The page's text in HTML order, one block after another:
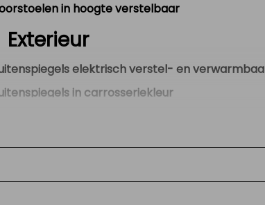
in hoogte verstelbaar
Exterieur
elektrisch verstel- en
in carrosseriekleur